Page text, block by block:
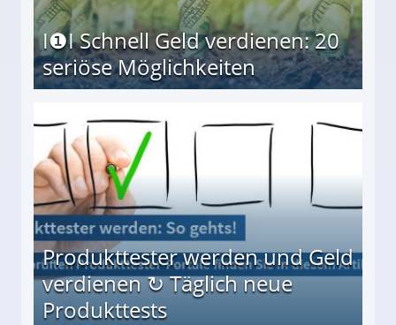
I❶I Schnell Geld verdienen: 20
seriöse Möglichkeiten
Produkttester werden und Geld
verdienen ↻ Täglich neue
Produkttests